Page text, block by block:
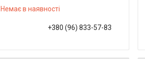
Немає в наявності
+380 (96) 833-57-83